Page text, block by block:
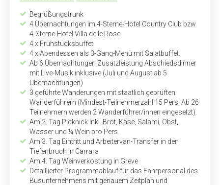
Begrüßungstrunk
4 Übernachtungen im 4-Sterne-Hotel Country Club bzw.
4-Sterne-Hotel Villa delle Rose
4 x Frühstücksbuffet.
4 x Abendessen als 3-Gang-Menü mit Salatbuffet.
Ab 6 Übernachtungen Zusatzleistung Abschiedsdinner
mit Live-Musik inklusive (Juli und August ab 5
Übernachtungen)
3 geführte Wanderungen mit staatlich geprüften
Wanderführern (Mindest-Teilnehmerzahl 15 Pers. Ab 26
Teilnehmern werden 2 Wanderführer/innen eingesetzt).
Am 2. Tag Picknick inkl. Brot, Käse, Salami, Obst,
Wasser und ¼ Wein pro Pers.
Am 3. Tag Eintritt und Arbeitervan-Transfer in den
Tiefenbruch in Carrara
Am 4. Tag Weinverkostung in Greve
Detaillierter Programmablauf für das Fahrpersonal des
Bus­unternehmens mit genauem Zeitplan und